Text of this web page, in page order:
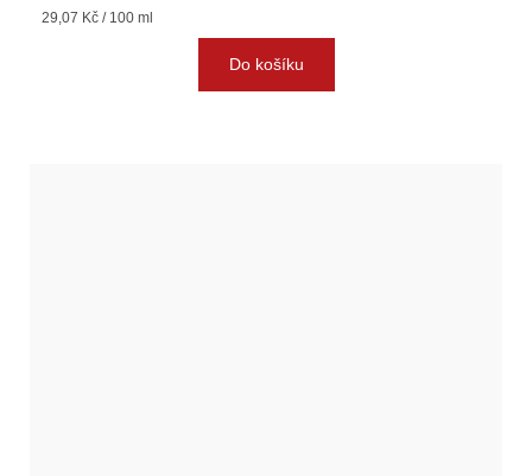
Měrná
29,07 Kč / 100 ml
Do košíku